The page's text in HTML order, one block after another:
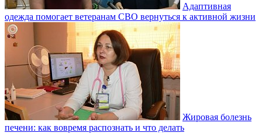
Адаптивная
одежда помогает ветеранам СВО вернуться к активной жизни
Жировая болезнь
печени: как вовремя распознать и что делать